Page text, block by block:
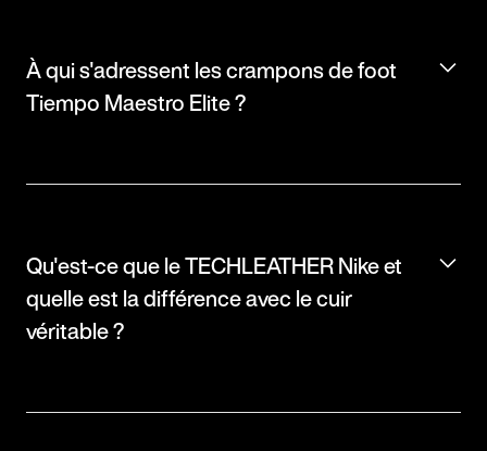
À qui s'adressent les crampons de foot
Tiempo Maestro Elite ?
Qu'est-ce que le TECHLEATHER Nike et
quelle est la différence avec le cuir
véritable ?